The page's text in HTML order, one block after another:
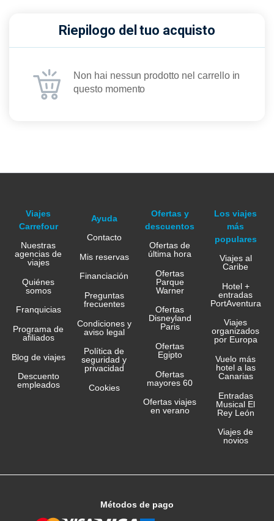
Riepilogo del tuo acquisto
Non hai nessun prodotto nel carrello in
questo momento
Viajes
Carrefour
Nuestras
agencias de
viajes
Quiénes
somos
Franquicias
Programa de
afiliados
Blog de viajes
Descuento
empleados
Ayuda
Contacto
Mis reservas
Financiación
Preguntas
frecuentes
Condiciones y
aviso legal
Política de
seguridad y
privacidad
Cookies
Ofertas y
descuentos
Ofertas de
última hora
Ofertas
Parque
Warner
Ofertas
Disneyland
Paris
Ofertas
Egipto
Ofertas
mayores 60
Ofertas viajes
en verano
Los viajes
más
populares
Viajes al
Caribe
Hotel +
entradas
PortAventura
Viajes
organizados
por Europa
Vuelo más
hotel a las
Canarias
Entradas
Musical El
Rey León
Viajes de
novios
Métodos de pago